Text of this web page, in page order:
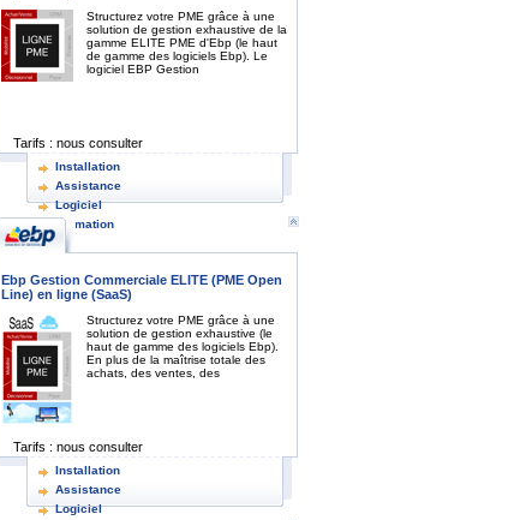
Structurez votre PME grâce à une
solution de gestion exhaustive de la
gamme ELITE PME d'Ebp (le haut
de gamme des logiciels Ebp). Le
logiciel EBP Gestion
Tarifs : nous consulter
Installation
Assistance
Logiciel
Formation
Ebp Gestion Commerciale ELITE (PME Open
Line) en ligne (SaaS)
Structurez votre PME grâce à une
solution de gestion exhaustive (le
haut de gamme des logiciels Ebp).
En plus de la maîtrise totale des
achats, des ventes, des
Tarifs : nous consulter
Installation
Assistance
Logiciel